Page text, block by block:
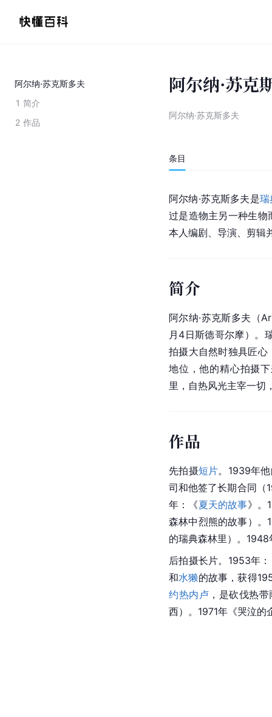
阿尔纳·苏克斯多夫
1 简介
2 作品
阿尔纳·苏克
阿尔纳·苏克斯多夫
条目
阿尔纳·苏克斯多夫是瑞
过是造物主另一种生物
本人编剧、导演、剪辑
简介
阿尔纳·苏克斯多夫（
月4日斯德哥尔摩）。
拍摄大自然时独具匠心
地位，他的精心拍摄
里，自热风光主宰一切
作品
先拍摄短片。1939年
司和他签了长期合同（
年：《夏天的故事》。
森林中烈熊的故事）。
的瑞典森林里）。
后拍摄长片。1953年
和水獭的故事，获得
约热内卢 ，是砍伐热
西）。1971年《哭泣